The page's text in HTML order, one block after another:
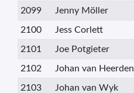
2099 Jenny Möller
2100 Jess Corlett
2101 Joe Potgieter
2102 Johan van Heerden
2103 Johan van Wyk